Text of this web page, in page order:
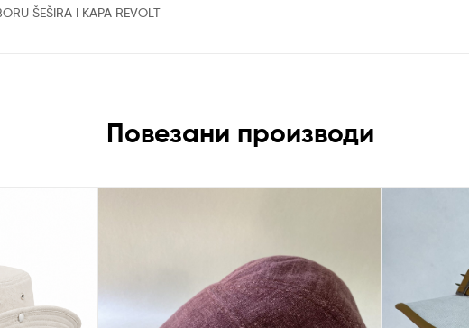
ŠEŠIRA I KAPA REVOLT
Повезани производи